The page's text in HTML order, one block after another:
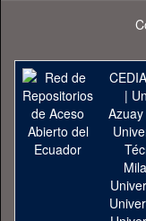
CEDIA
|
Azuay